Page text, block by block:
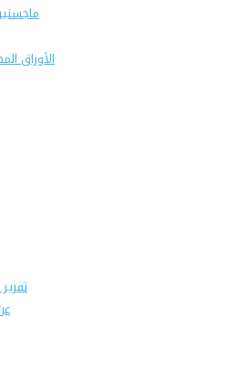
(الأوراق